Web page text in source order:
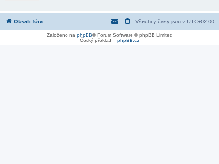
Obsah fóra Všechny časy jsou v UTC+02:00
Založeno na phpBB® Forum Software © phpBB Limited
Český překlad – phpBB.cz